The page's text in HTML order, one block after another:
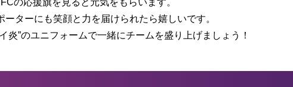
ターにも笑顔と力を届けられたら嬉しいです。
炎”のユニフォームで一緒にチームを盛り上げましょう！